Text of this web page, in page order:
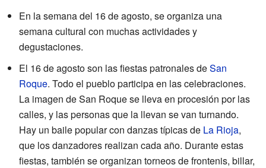
En la semana del 16 de agosto, se organiza una
semana cultural con muchas actividades y
degustaciones.
El 16 de agosto son las fiestas patronales deSan
Roque. Todo el pueblo participa en las celebraciones.
La imagen de San Roque se lleva en procesión por las
calles, y las personas que la llevan se van turnando.
Hay un baile popular con danzas típicas de La Rioja,
que los danzadores realizan cada año. Durante estas
fiestas, también se organizan torneos de frontenis, billar,